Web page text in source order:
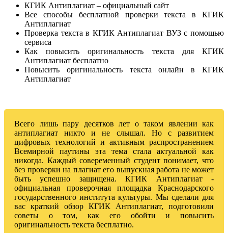
КГИК Антиплагиат – официальный сайт
Все способы бесплатной проверки текста в КГИК
Антиплагиат
Проверка текста в КГИК Антиплагиат ВУЗ с помощью
сервиса
Как повысить оригинальность текста для КГИК
Антиплагиат бесплатно
Повысить оригинальность текста онлайн в КГИК
Антиплагиат
Всего лишь пару десятков лет о таком явлении как
антиплагиат никто и не слышал. Но с развитием
цифровых технологий и активным распространением
Всемирной паутины эта тема стала актуальной как
никогда. Каждый совеременный студент понимает, что
без проверки на плагиат его выпускная работа не может
быть успешно защищена. КГИК Антиплагиат -
официальная проверочная площадка Краснодарского
государственного института культуры. Мы сделали для
вас краткий обзор КГИК Антиплагиат, подготовили
советы о том, как его обойти и повысить
оригинальность текста бесплатно.